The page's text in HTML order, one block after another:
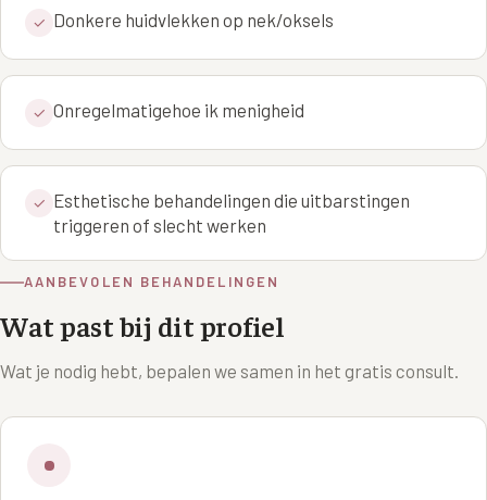
Handen
Rimpels
Hyperpigmentatie
Overmatig zweten
Kaalheid en haarverlies
Bekijk alle zones →
RRS HA Eyes
Tretinoïne (vitamine A zuur) crème
XL Hair
Alle behandelingen →
✓ Donkere huidvlekken op nek/oksels
✓ Onregelmatigehoe ik menigheid
✓ Esthetische behandelingen die uitbarstingen
triggeren of slecht werken
AANBEVOLEN BEHANDELINGEN
Wat past bij dit profiel
Wat je nodig hebt, bepalen we samen in het gratis consult.